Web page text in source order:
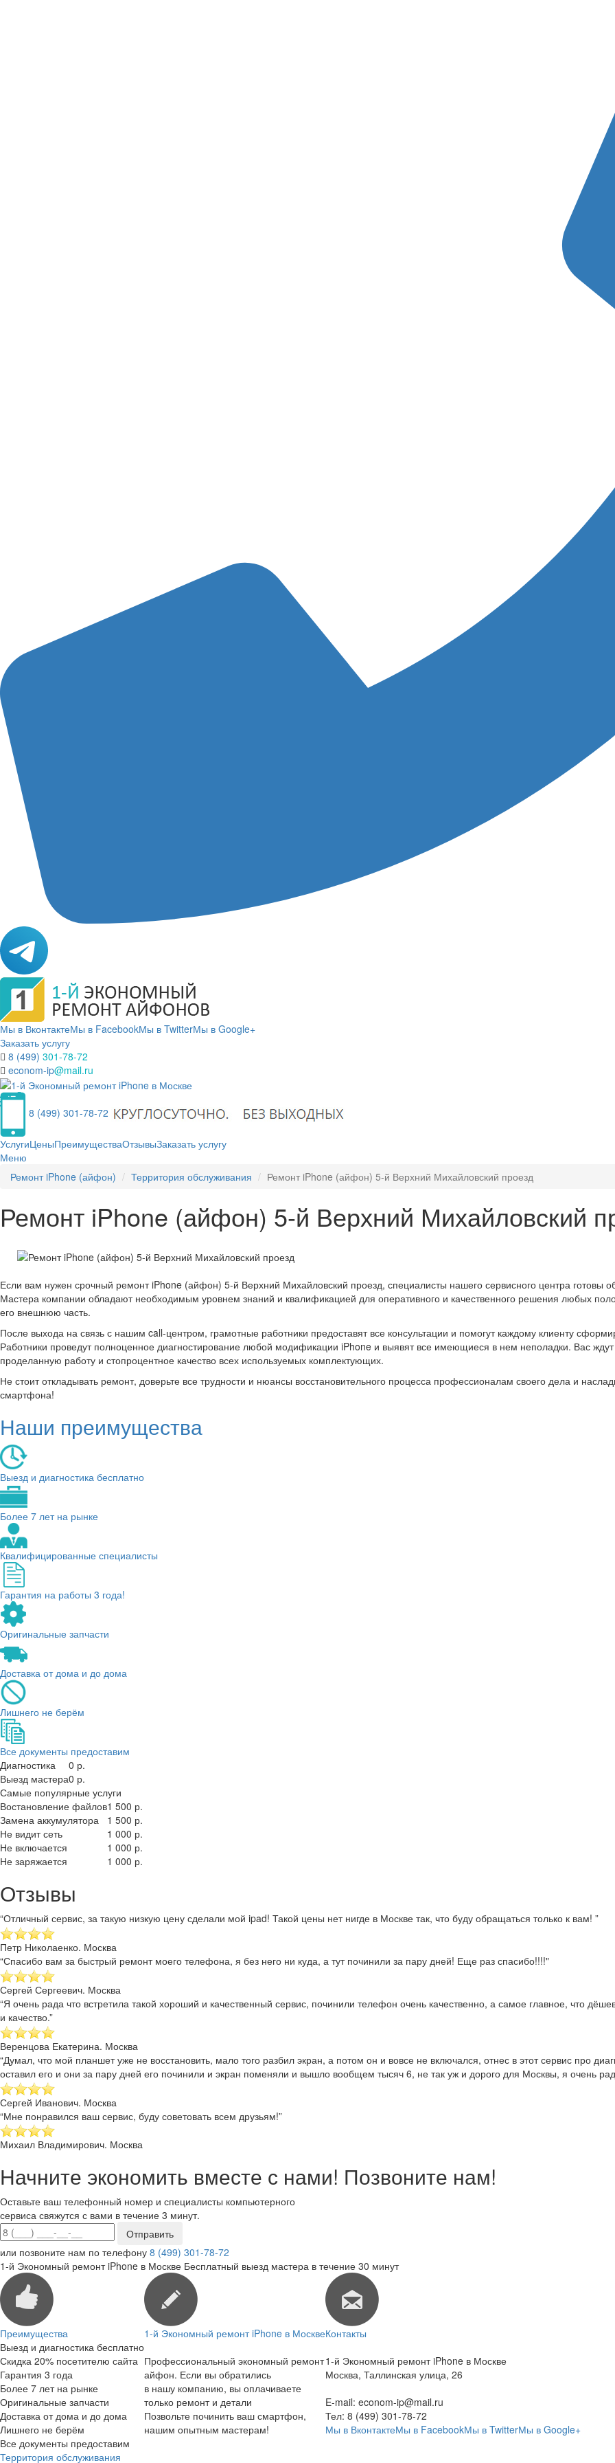
Мы в ВконтактеМы в FacebookМы в TwitterМы в Google+
Заказать услугу
8 (499) 301-78-72
econom-ip@mail.ru
8 (499) 301-78-72
УслугиЦеныПреимуществаОтзывыЗаказать услугу
Меню
Ремонт iPhone (айфон)
Территория обслуживания Ремонт iPhone (айфон) 5-й Верхний Михайловский проезд
Ремонт iPhone (айфон) 5-й Верхний Михайловский
Если вам нужен срочный ремонт iPhone (айфон) 5-й Верхний Михайловский проезд, специалисты нашего сервисного центра готовы
Мастера компании обладают необходимым уровнем знаний и квалификацией для оперативного и качественного решения любых
его внешнюю часть.
После выхода на связь с нашим call-центром, грамотные работники предоставят все консультации и помогут каждому клиенту
Работники проведут полноценное диагностирование любой модификации iPhone и выявят все имеющиеся в нем неполадки. Вас ждут
проделанную работу и стопроцентное качество всех используемых комплектующих.
Не стоит откладывать ремонт, доверьте все трудности и нюансы восстановительного процесса профессионалам своего дела и
смартфона!
Наши преимущества
Выезд и диагностика бесплатно
Более 7 лет на рынке
Квалифицированные специалисты
Гарантия на работы 3 года!
Оригинальные запчасти
Доставка от дома и до дома
Лишнего не берём
Все документы предоставим
Диагностика
0 р.
Выезд мастера0 р.
Самые популярные услуги
Востановление файлов1 500 р.
Замена аккумулятора
1 500 р.
Не видит сеть
1 000 р.
Не включается
1 000 р.
Не заряжается
1 000 р.
Отзывы
“Отличный сервис, за такую низкую цену сделали мой ipad! Такой цены нет нигде в Москве так, что буду обращаться только к вам! ”
Петр Николаенко. Москва
“Спасибо вам за быстрый ремонт моего телефона, я без него ни куда, а тут починили за пару дней! Еще раз спасибо!!!!"
Сергей Сергеевич. Москва
“Я очень рада что встретила такой хороший и качественный сервис, починили телефон очень качественно, а самое главное, что
и качество.”
Веренцова Екатерина. Москва
“Думал, что мой планшет уже не восстановить, мало того разбил экран, а потом он и вовсе не включался, отнес в этот сервис про
оставил его и они за пару дней его починили и экран поменяли и вышло вообщем тысяч 6, не так уж и дорого для Москвы, я очень
Сергей Иванович. Москва
“Мне понравился ваш сервис, буду советовать всем друзьям!”
Михаил Владимирович. Москва
Начните экономить вместе с нами! Позвоните нам!
Оставьте ваш телефонный номер и специалисты компьютерного
сервиса свяжутся с вами в течение 3 минут.
или позвоните нам по телефону 8 (499) 301-78-72
1-й Экономный ремонт iPhone в Москве Бесплатный выезд мастера в течение 30 минут
Преимущества 1-й Экономный ремонт iPhone в МосквеКонтакты
Выезд и диагностика бесплатно
Скидка 20% посетителю сайта
Гарантия 3 года
Более 7 лет на рынке
Оригинальные запчасти
Доставка от дома и до дома
Лишнего не берём
Все документы предоставим
Профессиональный экономный ремонт
айфон. Если вы обратились
в нашу компанию, вы оплачиваете
только ремонт и детали
Позвольте починить ваш смартфон,
нашим опытным мастерам!
1-й Экономный ремонт iPhone в Москве
Москва, Таллинская улица, 26
E-mail: econom-ip@mail.ru
Тел: 8 (499) 301-78-72
Мы в ВконтактеМы в FacebookМы в TwitterМы в Google+
Территория обслуживания